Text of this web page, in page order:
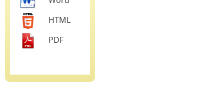
HTML
PDF